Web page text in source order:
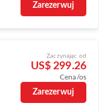
Zarezerwuj
Zaczynając od
US$ 299.26
Cena/os
Zarezerwuj